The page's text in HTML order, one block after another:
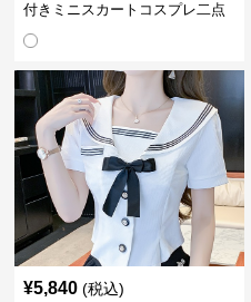
付きミニスカートコスプレ二点
¥5,840 (税込)